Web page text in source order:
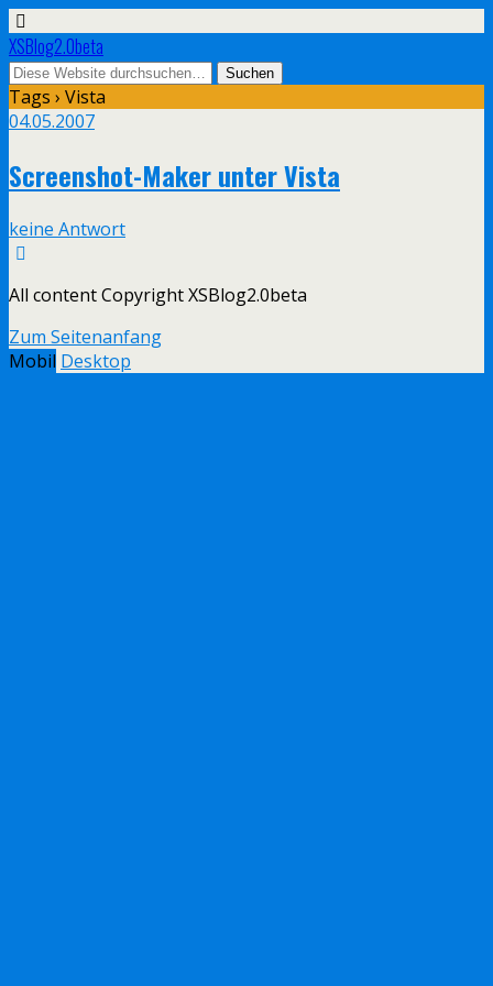
XSBlog2.0beta
Tags › Vista
04.05.2007
Screenshot-Maker unter Vista
keine Antwort
All content Copyright XSBlog2.0beta
Zum Seitenanfang
Mobil Desktop